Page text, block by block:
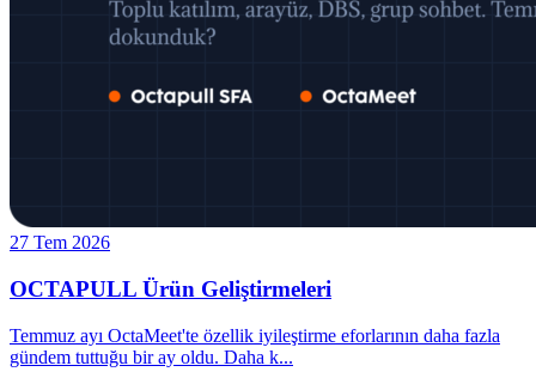
27 Tem 2026
OCTAPULL Ürün Geliştirmeleri
Temmuz ayı OctaMeet'te özellik iyileştirme eforlarının daha fazla
gündem tuttuğu bir ay oldu. Daha k...